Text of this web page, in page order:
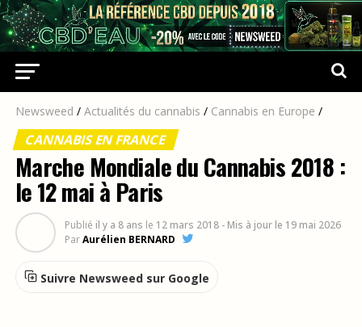
Newsweed / Actualités du cannabis / Cannabis en Europe /
CANNABIS EN FRANCE
Marche Mondiale du Cannabis 2018 :
le 12 mai à Paris
Publié il y a 8 ans le 12 mars 2018 - Mis à jour le 19 mai 2026
ParAurélien BERNARD
Suivre Newsweed sur Google